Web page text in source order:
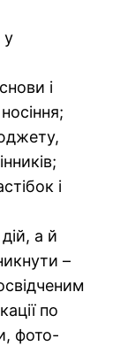
у
і
і
а й
–
по
фото-